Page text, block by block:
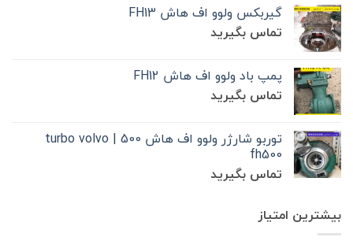
گیربکس ولوو اف هاش FH13
تماس بگیرید
پمپ باد ولوو اف هاش FH12
تماس بگیرید
توربو شارژر ولوو اف هاش 500 | turbo volvo
fh500
تماس بگیرید
بیشترین امتیاز